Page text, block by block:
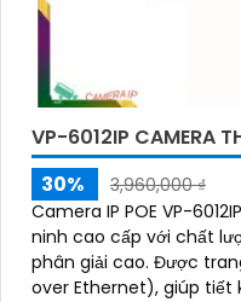
VP-6012IP CAMERA
30%
3,960,000 ₫
Camera IP POE VP-
ninh cao cấp với chất
phân giải cao. Được trang bị công nghệ POE (Power
over Ethernet), giúp tiết